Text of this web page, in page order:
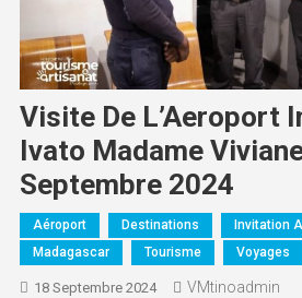
Visite De L’Aeroport
Ivato Madame
Septembre 2024
Aéroport Destinations
Invitation
Madagascar
Tourisme Voyages
18 Septembre 2024 VMtinoadmin